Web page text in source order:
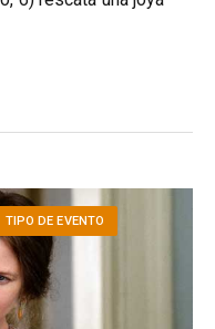
TIPO DE EVENTO